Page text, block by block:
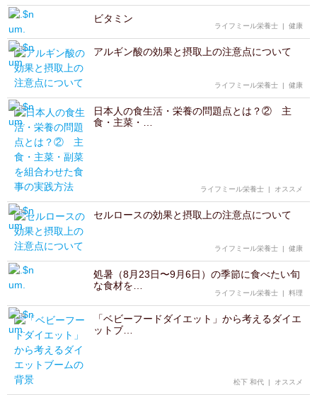
ビタミン
ライフミール栄養士 | 健康
アルギン酸の効果と摂取上の注意点について
ライフミール栄養士 | 健康
日本人の食生活・栄養の問題点とは？② 主
食・主菜・…
ライフミール栄養士 | オススメ
セルロースの効果と摂取上の注意点について
ライフミール栄養士 | 健康
処暑（8月23日〜9月6日）の季節に食べたい旬
な食材を…
ライフミール栄養士 | 料理
「ベビーフードダイエット」から考えるダイエ
ットブ…
松下 和代 | オススメ